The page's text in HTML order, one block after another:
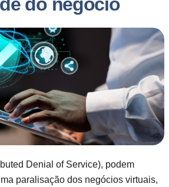
do negócio
Denial of Service), podem
paralisação dos negócios virtuais,